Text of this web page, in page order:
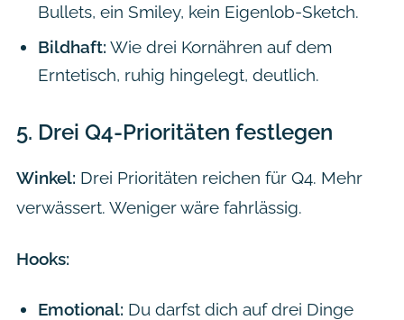
Bullets, ein Smiley, kein Eigenlob-Sketch.
Bildhaft: Wie drei Kornähren auf dem
Erntetisch, ruhig hingelegt, deutlich.
5. Drei Q4-Prioritäten festlegen
Winkel: Drei Prioritäten reichen für Q4. Mehr
verwässert. Weniger wäre fahrlässig.
Hooks:
Emotional: Du darfst dich auf drei Dinge